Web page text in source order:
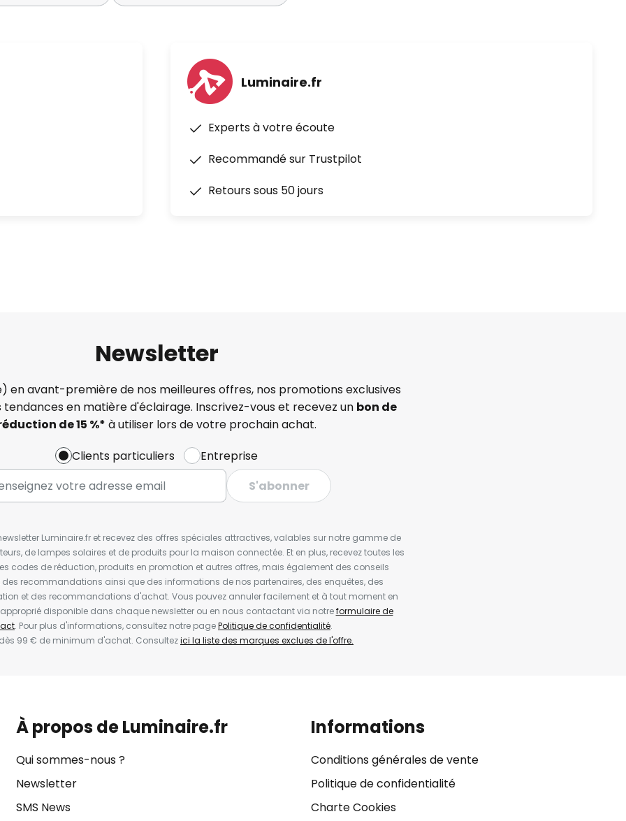
Luminaire.fr
Experts à votre écoute
Recommandé sur Trustpilot
Retours sous 50 jours
Newsletter
en avant-première de nos meilleures offres, nos promotions exclusives
tendances en matière d'éclairage. Inscrivez-vous et recevez un bon de
de 15 %* à utiliser lors de votre prochain achat.
Clients particuliers
Entreprise
S'abonner
Luminaire.fr et recevez des offres spéciales attractives, valables sur notre gamme de
de lampes solaires et de produits pour la maison connectée. Et en plus, recevez toutes les
codes de réduction, produits en promotion et autres offres, mais également des conseils
des recommandations ainsi que des informations de nos partenaires, des enquêtes, des
et des recommandations d'achat. Vous pouvez annuler facilement et à tout moment en
disponible dans chaque newsletter ou en nous contactant via notreformulaire de
. Pour plus d'informations, consultez notre pagePolitique de confidentialité.
99 € de minimum d'achat. Consultezici la liste des marques exclues de l'offre.
À propos de Luminaire.fr
Qui sommes-nous ?
Newsletter
SMS News
Informations
Conditions générales de vente
Politique de confidentialité
Charte Cookies